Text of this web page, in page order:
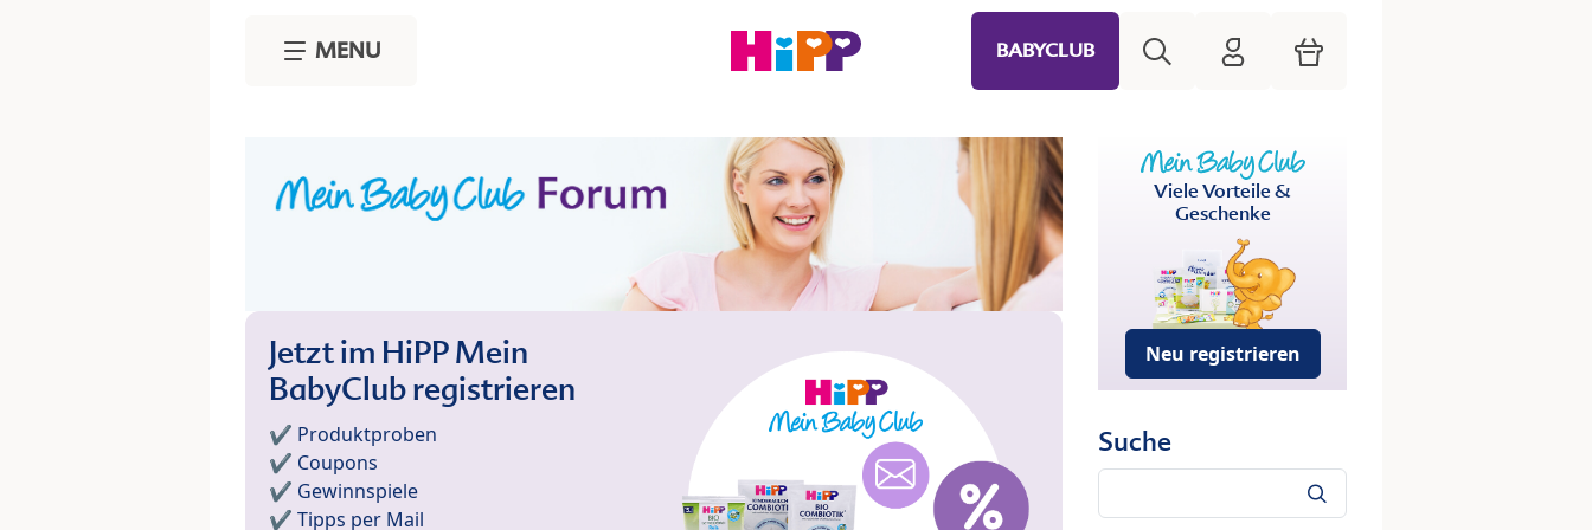
MENU BABYCLUB HiPP Mein Babyclub
Warenkorb
Jetzt im HiPP Mein
BabyClub registrieren
✔️ Produktproben
✔️ Coupons
✔️ Gewinnspiele
✔️ Tipps per Mail
Viele Vorteile &
Geschenke
Neu registrieren
Suche